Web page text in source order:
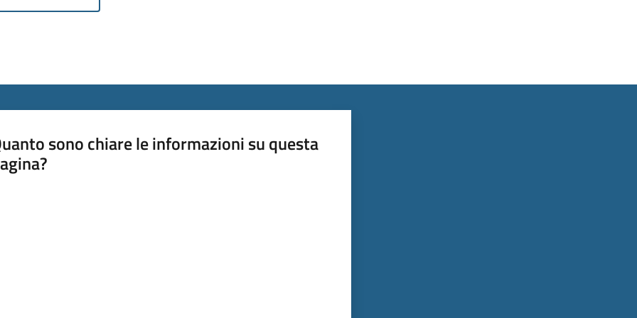
sono chiare le informazioni su questa